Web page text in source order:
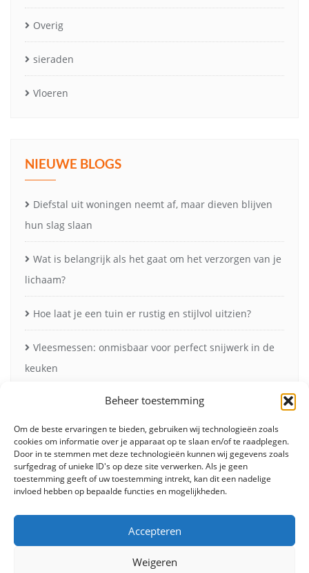
Beheer toestemming
Om de beste ervaringen te bieden, gebruiken wij technologieën zoals
cookies om informatie over je apparaat op te slaan en/of te raadplegen.
Door in te stemmen met deze technologieën kunnen wij gegevens zoals
surfgedrag of unieke ID's op deze site verwerken. Als je geen
toestemming geeft of uw toestemming intrekt, kan dit een nadelige
invloed hebben op bepaalde functies en mogelijkheden.
Accepteren
Weigeren
Overig
sieraden
Vloeren
NIEUWE BLOGS
Diefstal uit woningen neemt af, maar dieven blijven
hun slag slaan
Wat is belangrijk als het gaat om het verzorgen van je
lichaam?
Hoe laat je een tuin er rustig en stijlvol uitzien?
Vleesmessen: onmisbaar voor perfect snijwerk in de
keuken
Zonneschermen in de herfst voor minder verblinding
en meer comfort
Lifestyle